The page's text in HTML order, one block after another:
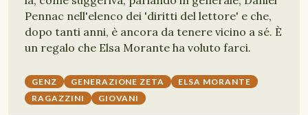
Pennac nell'elenco dei 'diritti del lettore' e che,
dopo tanti anni, è ancora da tenere vicino a sé. È
un regalo che Elsa Morante ha voluto farci.
GENZ GENERAZIONE ZETA
ELSA MORANTE
RAGAZZINI
GIOVANI